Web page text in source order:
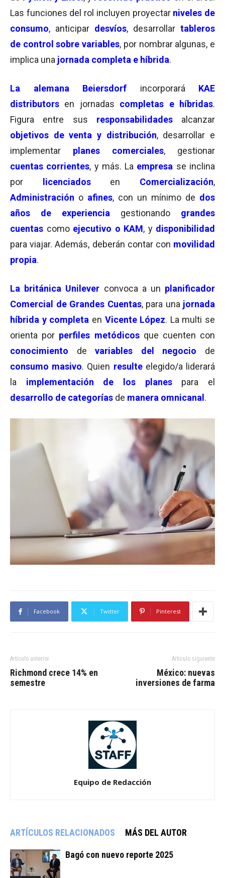
Las funciones del rol incluyen proyectar niveles de
consumo, anticipar desvíos, desarrollar tableros
de control sobre variables, por nombrar algunas, e
implica una jornada completa e híbrida.
La alemana Beiersdorf incorporará KAE
distributors en jornadas completas e híbridas.
Figura entre sus responsabilidades
alcanzar
objetivos de venta y distribución, desarrollar e
implementar planes comerciales, gestionar
cuentas corrientes, y más. La empresa se inclina
por
licenciadosen Comercialización,
Administración o afines, con un mínimo de dos
años de experiencia gestionando grandes
cuentas como ejecutivo o KAM, y disponibilidad
para viajar. Además, deberán contar con movilidad
propia.
La británica Unilever convoca a un planificador
Comercial de Grandes Cuentas, para una jornada
híbrida y completa en Vicente López. La multi se
orienta por perfiles metódicosque cuenten con
conocimiento de variables del negocio de
consumo masivo. Quien resulte elegido/a liderará
la implementación de los planes
para el
desarrollo de categorías de manera omnicanal .
Facebook Twitter Pinterest
Artículo anterior
Richmond crece 14% en
semestre
Artículo siguiente
México: nuevas
inversiones de farma
Equipo de Redacción
ARTÍCULOS RELACIONADOS MÁS DEL AUTOR
Bagó con nuevo reporte 2025